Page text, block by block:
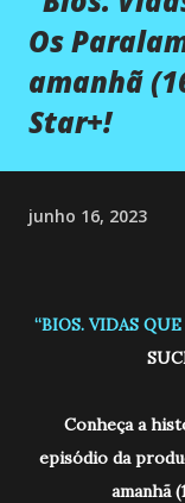
Os
amanhã
Star+!
junho 16, 2023
“BIOS. VIDAS QUE MARCARAM A SUA”: COMO NASCEU O
Conheça a história da banda homenageada no novo
episódio da
amanhã